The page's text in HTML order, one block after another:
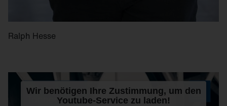
Ralph Hesse
Wir benötigen Ihre Zustimmung, um den
Youtube-Service zu laden!